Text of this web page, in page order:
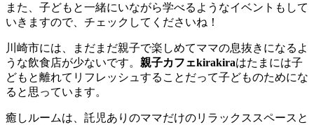
また、子どもと一緒にいながら学べるようなイベントもして
いきますので、チェックしてくださいね！
川崎市には、まだまだ親子で楽しめてママの息抜きになるよ
うな飲食店が少ないです。 親子カフェkirakiraはたまには子
どもと離れてリフレッシュすることだって子どものためにな
ると思っています。
癒しルームは、託児ありのママだけのリラックススペースと